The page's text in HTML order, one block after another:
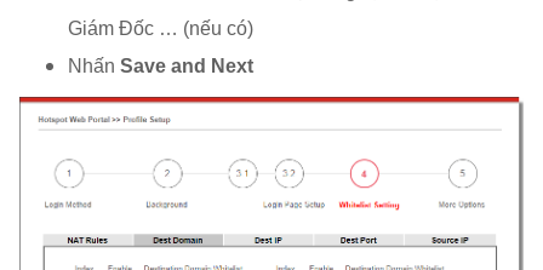
Giám Đốc … (nếu có)
Nhấn Save and Next